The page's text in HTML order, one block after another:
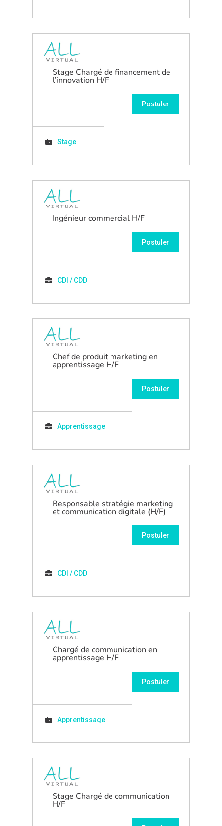
Stage Chargé de financement de
l’innovation H/F
Postuler
Stage
Ingénieur commercial H/F
Postuler
CDI / CDD
Chef de produit marketing en
apprentissage H/F
Postuler
Apprentissage
Responsable stratégie marketing
et communication digitale (H/F)
Postuler
CDI / CDD
Chargé de communication en
apprentissage H/F
Postuler
Apprentissage
Stage Chargé de communication
H/F